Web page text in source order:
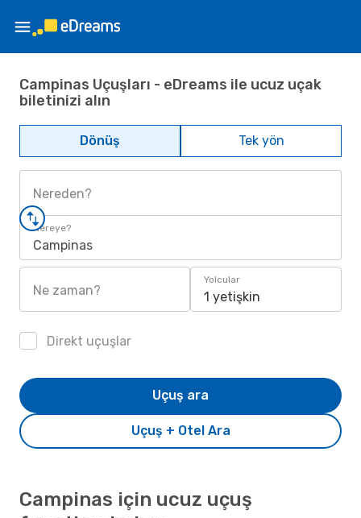
Campinas Uçuşları - eDreams ile ucuz uçak
biletinizi alın
Dönüş Tek yön
Nereden?
Nereye?
Campinas
Ne zaman?
Yolcular
1 yetişkin
Direkt uçuşlar
Uçuş + Otel Ara
Uçuş ara
Campinas için ucuz uçuş